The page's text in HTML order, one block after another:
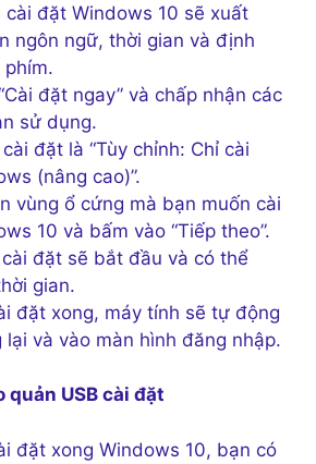
cài đặt Windows 10 sẽ xuất
ngôn ngữ, thời gian và định
đặt ngay” và chấp nhận các
sử dụng.
đặt là “Tùy chỉnh: Chỉ cài
(nâng cao)”.
vùng ổ cứng mà bạn muốn cài
10 và bấm vào “Tiếp theo”.
đặt sẽ bắt đầu và có thể
gian.
đặt xong, máy tính sẽ tự động
lại và vào màn hình đăng nhập.
quản USB cài đặt
đặt xong Windows 10, bạn có